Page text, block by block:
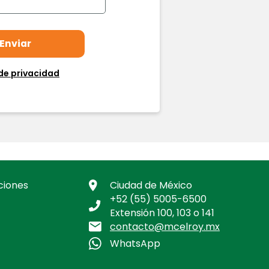
privacidad
Ciudad de México
+52 (55) 5005-6500
Extensión 100, 103 o 141
contacto@mcelroy.mx
WhatsApp